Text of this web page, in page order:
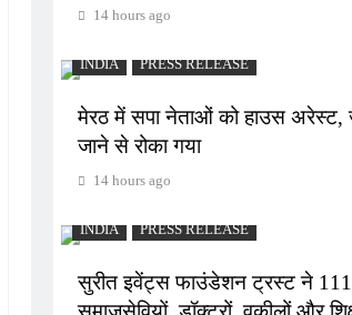
14 hours ago
INDIA PRESS RELEASE
मेरठ में सपा नेताओं को हाउस अरेस्ट,
जाने से रोका गया
14 hours ago
INDIA PRESS RELEASE
सुरीत इवेंट्स फाउंडेशन ट्रस्ट ने 111